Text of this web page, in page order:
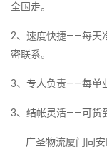
全国走。
2、速度快捷——每天
密联系。
3、专人负责——每单
3、结帐灵活——可货
广圣物流厦门同安